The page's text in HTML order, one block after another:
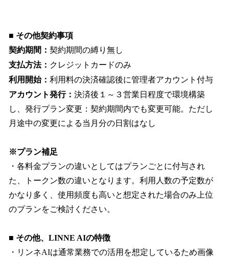
■ その他契約事項
契約期間： 契約期間の縛り無し
支払方法： クレジットカードのみ
利用開始： 利用料の決済確認後に管理者アカウント付与
アカウント発行： 決済後１～３営業日程度で環境構築
し、発行プラン変更：契約期間内でも変更可能。ただし
月途中の変更による当月分の日割はなし
※プラン補足
・各料金プランの違いとしてはプランごとに付与され
た、トークン数の違いとなります。利用人数の予定数が
かなり多く、使用頻度も高いと想定された場合のみ上位
のプランをご検討ください。
■ その他、LINNE AIの特徴
・リンネAIは通常業務での活用を想定しているため画像